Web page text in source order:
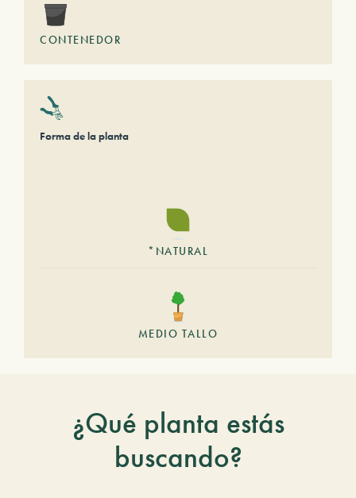
CONTENEDOR
Forma de la planta
*NATURAL
MEDIO TALLO
¿Qué planta estás
buscando?